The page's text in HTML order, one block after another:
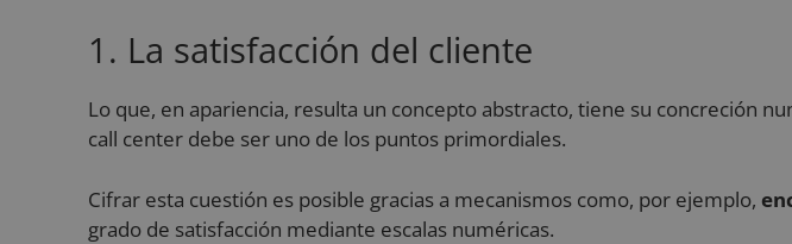
1. La satisfacción del cliente
Lo que, en apariencia, resulta un concepto abstracto, tiene su concreción
call center debe ser uno de los puntos primordiales.
Cifrar esta cuestión es posible gracias a mecanismos como, por ejemplo,
grado de satisfacción mediante escalas numéricas.